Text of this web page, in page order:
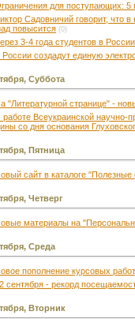
для поступающих: 5
Садовничий говорит, что
повысится (0)
3-4 года студентов в
России создадут единую
Суббота
"Литературной странице" -
Всеукраинской научно-
со дня основания
Пятница
сайт в каталоге "Полезные
Четверг
материалы на
Среда
пополнение курсовых
сентября - рекорд
Вторник